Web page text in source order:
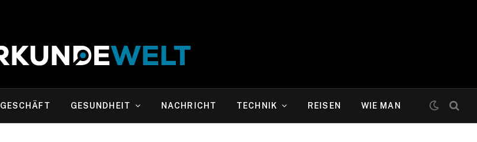
GESCHÄFT GESUNDHEIT NACHRICHT TECHNIK REISEN WIE MAN